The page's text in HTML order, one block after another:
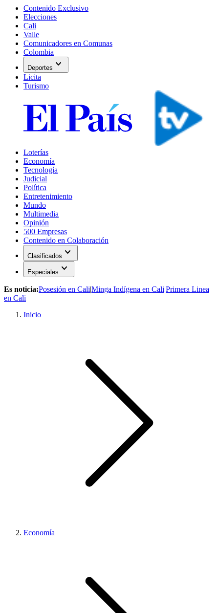
Contenido Exclusivo
Elecciones
Cali
Valle
Comunicadores en Comunas
Colombia
Deportes expand_more
Licita
Turismo
Loterías
Economía
Tecnología
Judicial
Política
Entretenimiento
Mundo
Multimedia
Opinión
500 Empresas
Contenido en Colaboración
Clasificados expand_more
Especiales expand_more
Es noticia:Posesión en Cali|Minga Indígena en Cali|Primera Linea
en Cali
Inicio
Economía